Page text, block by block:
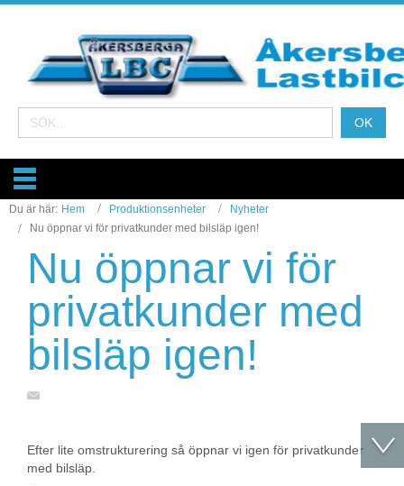
Du är här: Hem Produktionsenheter
Nyheter
Nu öppnar vi för privatkunder med bilsläp igen!
Nu öppnar vi för
privatkunder med
bilsläp igen!
Efter lite omstrukturering så öppnar vi igen för privatkunder
med bilsläp.